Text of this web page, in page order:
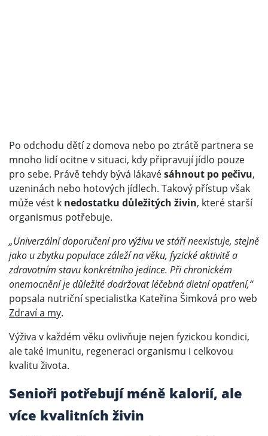
Po odchodu dětí z domova nebo po ztrátě partnera se
mnoho lidí ocitne v situaci, kdy připravují jídlo pouze
pro sebe. Právě tehdy bývá lákavésáhnout po pečivu,
uzeninách nebo hotových jídlech. Takový přístup však
může vést k nedostatku důležitých živin, které starší
organismus potřebuje.
„Univerzální doporučení pro výživu ve stáří neexistuje, stejně
jako u zbytku populace záleží na věku, fyzické aktivitě a
zdravotním stavu konkrétního jedince. Při chronickém
onemocnění je důležité dodržovat léčebná dietní opatření,“
popsala nutriční specialistka Kateřina Šimková pro web
Zdraví a my.
Výživa v každém věku ovlivňuje nejen fyzickou kondici,
ale také imunitu, regeneraci organismu i celkovou
kvalitu života.
Senioři potřebují méně kalorií, ale
více kvalitních živin